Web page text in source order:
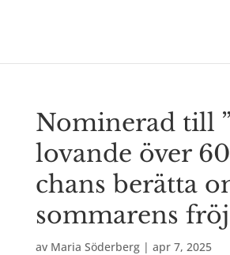
Nominerad till
lovande över
chans berätta
sommarens
av Maria Söderberg| apr 7, 2025